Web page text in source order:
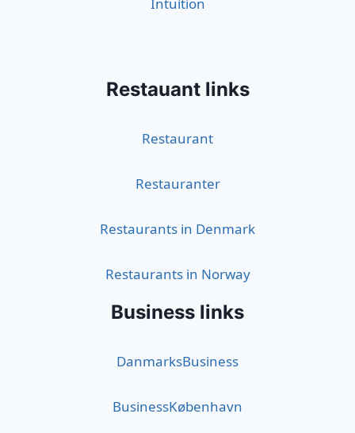
Restauant links
Restaurant
Restauranter
Restaurants in Denmark
Restaurants in Norway
Business links
DanmarksBusiness
BusinessKøbenhavn